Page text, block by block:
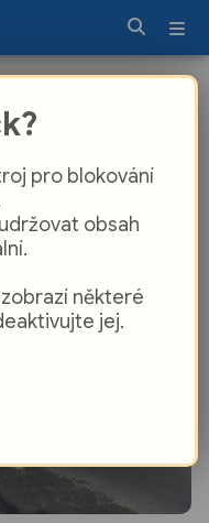
důležité ulice
pro blokování
obsah
některé
jej.